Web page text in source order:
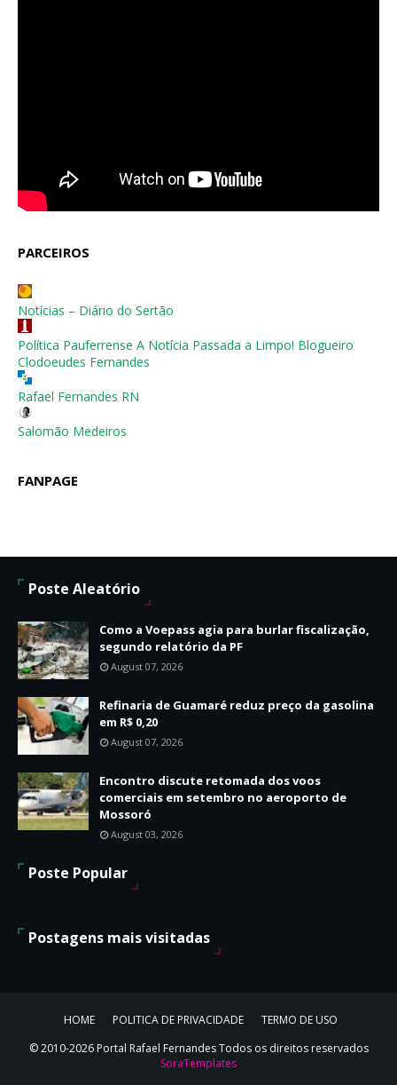
PARCEIROS
Notícias – Diário do Sertão
Política Pauferrense A Notícia Passada a Limpo! Blogueiro
Clodoeudes Fernandes
Rafael Fernandes RN
Salomão Medeiros
FANPAGE
Poste Aleatório
Como a Voepass agia para burlar fiscalização,
segundo relatório da PF
August 07, 2026
Refinaria de Guamaré reduz preço da gasolina
em R$ 0,20
August 07, 2026
Encontro discute retomada dos voos
comerciais em setembro no aeroporto de
Mossoró
August 03, 2026
Poste Popular
Postagens mais visitadas
HOME POLITICA DE PRIVACIDADE
TERMO DE USO
© 2010-2026 Portal Rafael Fernandes Todos os direitos reservados
SoraTemplates